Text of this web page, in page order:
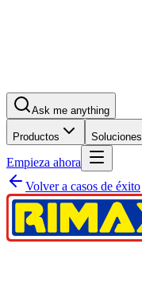
Ask me anything
Productos Soluciones
Empieza ahora
Volver a casos de éxito